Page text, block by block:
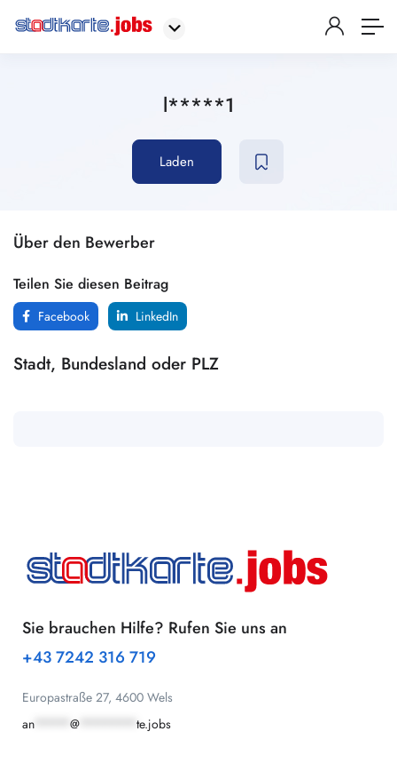
l*****1
Laden
Über den Bewerber
Teilen Sie diesen Beitrag
Facebook LinkedIn
Stadt, Bundesland oder PLZ
Sie brauchen Hilfe? Rufen Sie uns an
+43 7242 316 719
Europastraße 27, 4600 Wels
an
@ te.jobs